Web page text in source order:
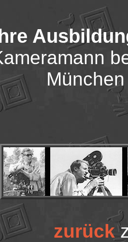
zurück